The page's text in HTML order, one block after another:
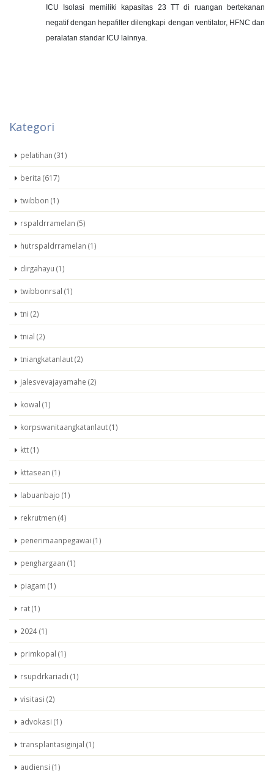
ICU Isolasi memiliki kapasitas 23 TT di ruangan bertekanan
negatif dengan hepafilter dilengkapi dengan ventilator, HFNC dan
peralatan standar ICU lainnya.
Kategori
pelatihan (31)
berita (617)
twibbon (1)
rspaldrramelan (5)
hutrspaldrramelan (1)
dirgahayu (1)
twibbonrsal (1)
tni (2)
tnial (2)
tniangkatanlaut (2)
jalesvevajayamahe (2)
kowal (1)
korpswanitaangkatanlaut (1)
ktt (1)
kttasean (1)
labuanbajo (1)
rekrutmen (4)
penerimaanpegawai (1)
penghargaan (1)
piagam (1)
rat (1)
2024 (1)
primkopal (1)
rsupdrkariadi (1)
visitasi (2)
advokasi (1)
transplantasiginjal (1)
audiensi (1)